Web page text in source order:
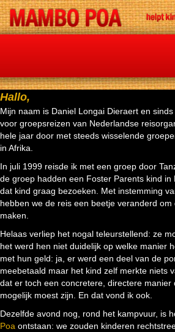
Hallo,
Mijn naam is Daniel Longai Dieraert en
voor groepsreizen van Nederlandse
hele jaar door met steeds wisselende
in Afrika.
In juli 1999 reisde ik met een groep door
de groep hadden een Foster Parents kind in
dat kind graag bezoeken. Met instemming
hebben we de reis een beetje veranderd
maken.
Helaas verliep het nogal teleurstellend: ze
het werd hen niet duidelijk op welke manier
met hun geld: ja, er werd een deel van de
meebetaald maar het kind zelf merkte niets
dat er toch een concretere, directere manier
mogelijk moest zijn. En dat vond ik ook.
Dezelfde avond nog, rond het kampvuur, is
Poa ontstaan: we zouden kinderen